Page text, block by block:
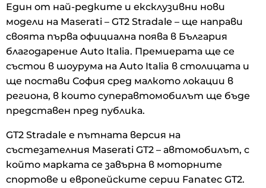
Един от най-редките и ексклузивни нови
модели на Maserati – GT2 Stradale – ще направи
своята първа официална поява в България
благодарение Auto Italia. Премиерата ще се
състои в шоурума на Auto Italia в столицата и
ще постави София сред малкото локации в
региона, в които суперавтомобилът ще бъде
представен пред публика.
GT2 Stradale е пътната версия на
състезателния Maserati GT2 – автомобилът, с
който марката се завърна в моторните
спортове и европейските серии Fanatec GT2.